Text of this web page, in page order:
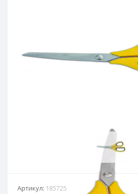
Артикул: 185725